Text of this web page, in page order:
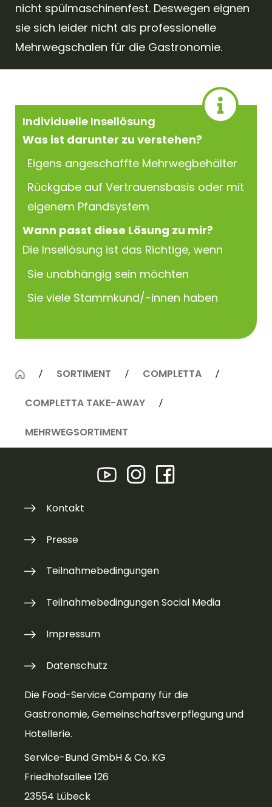
nicht spülmaschinenfest. Deswegen eignen
sie sich leider nicht als professionelle
Mehrwegschalen für die Gastronomie.
Was ist darunter zu verstehen?
Eigens angeschaffte Mehrwegbehälter
Rückgabe auf Vertrauensbasis oder mit
eigenem Pfandsystem
Wann passt diese Lösung zu mir?
Die Insellösung ist das Richtige, wenn
Sie unabhängig sein möchten
Sie viele Stammkund/-innen haben
Individuelle Insellösung
SORTIMENT COMPLETTA
COMPLETTA TAKE-AWAY
MEHRWEGSORTIMENT
Die Food-Service Company für die
Gastronomie, Gemeinschaftsverpflegung und
Hotellerie.
Service-Bund GmbH & Co. KG
Friedhofsallee 126
23554 Lübeck
Kontakt
Presse
Teilnahmebedingungen
Teilnahmebedingungen Social Media
Impressum
Datenschutz